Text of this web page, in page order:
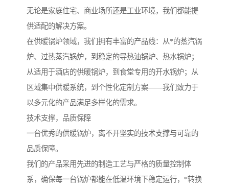
无论是家庭住宅、商业场所还是工业环境，我们都能提
供适配的解决方案。
在供暖锅炉领域，我们拥有丰富的产品线：从*的蒸汽锅
炉、过热蒸汽锅炉，到稳定的导热油锅炉、热水锅炉；
从适用于酒店的供暖锅炉，到食堂专用的开水锅炉；从
区域集中供暖系统，到个性化定制方案——我们致力于
以多元化的产品满足多样化的需求。
技术支撑，品质保障
一台优秀的供暖锅炉，离不开坚实的技术支撑与可靠的
品质保障。
我们的产品采用先进的制造工艺与严格的质量控制体
系，确保每一台锅炉都能在低温环境下稳定运行，*转换